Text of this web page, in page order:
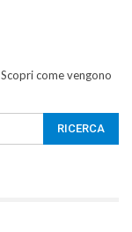
Scopri come vengono